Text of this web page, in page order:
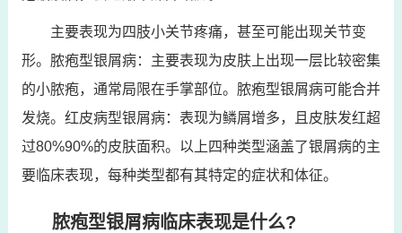
主要表现为四肢小关节疼痛，甚至可能出现关节变
形。脓疱型银屑病：主要表现为皮肤上出现一层比较密集
的小脓疱，通常局限在手掌部位。脓疱型银屑病可能合并
发烧。红皮病型银屑病：表现为鳞屑增多，且皮肤发红超
过80%90%的皮肤面积。以上四种类型涵盖了银屑病的主
要临床表现，每种类型都有其特定的症状和体征。
脓疱型银屑病临床表现是什么?